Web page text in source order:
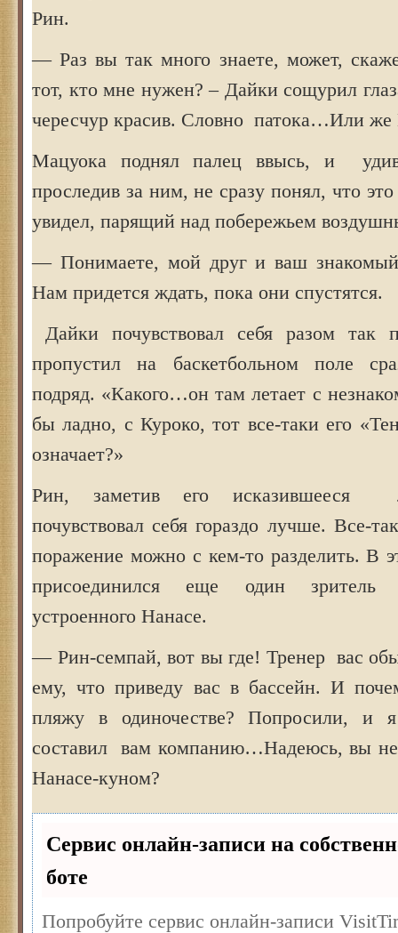
Рин.
— Раз вы так много знаете, может,
тот, кто мне нужен? – Дайки сощурил
чересчур красив. Словно патока…Или же
Мацуока поднял палец ввысь, и
проследив за ним, не сразу понял, что
увидел, парящий над побережьем
— Понимаете, мой друг и ваш
Нам придется ждать, пока они спустятся.
Дайки почувствовал себя разом так
пропустил на баскетбольном поле
подряд. «Какого…он там летает с
бы ладно, с Куроко, тот все-таки его
означает?»
Рин, заметив его исказившееся
почувствовал себя гораздо лучше. Все-
поражение можно с кем-то разделить. В
присоединился еще один зритель
устроенного Нанасе.
— Рин-семпай, вот вы где! Тренер вас
ему, что приведу вас в бассейн. И
пляжу в одиночестве? Попросили, и
составил вам компанию…Надеюсь, вы не
Нанасе-куном?
Сервис онлайн-записи на
боте
Попробуйте сервис онлайн-записи